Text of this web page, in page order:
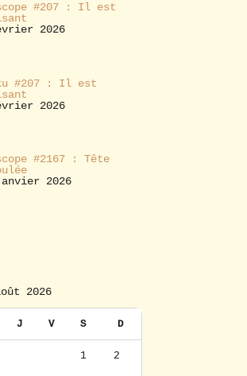
#207 : Il est
2026
#207 : Il est
2026
#2167 : Tête
2026
2026
J V S D
1 2